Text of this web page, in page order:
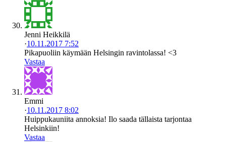
Jenni Heikkilä
·10.11.2017 7:52
Pikapuoliin käymään Helsingin ravintolassa! <3
Vastaa
Emmi
·10.11.2017 8:02
Huippukauniita annoksia! Ilo saada tällaista tarjontaa
Helsinkiin!
Vastaa